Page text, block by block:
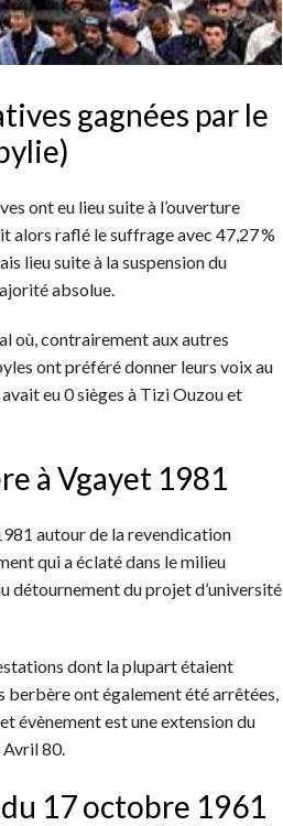
gagnées par le
ont eu lieu suite à l’ouverture
alors raflé le suffrage avec 47,27 %
lieu suite à la suspension du
absolue.
où, contrairement aux autres
ont préféré donner leurs voix au
eu 0 sièges à Tizi Ouzou et
à Vgayet 1981
autour de la revendication
qui a éclaté dans le milieu
détournement du projet d’université
dont la plupart étaient
berbère ont également été arrêtées,
évènement est une extension du
Avril 80.
17 octobre 1961